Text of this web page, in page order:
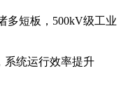
多短板，500kV级工业
系统运行效率提升